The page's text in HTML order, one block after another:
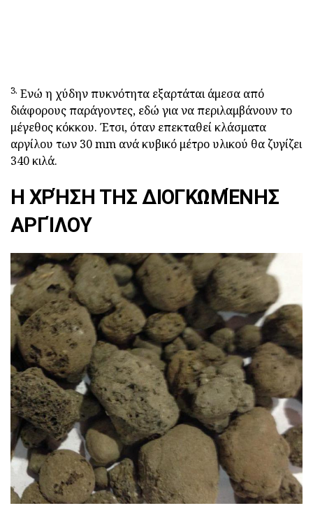
3. Ενώ η χύδην πυκνότητα εξαρτάται άμεσα από
διάφορους παράγοντες, εδώ για να περιλαμβάνουν το
μέγεθος κόκκου. Έτσι, όταν επεκταθεί κλάσματα
αργίλου των 30 mm ανά κυβικό μέτρο υλικού θα ζυγίζει
340 κιλά.
Η ΧΡΉΣΗ ΤΗΣ ΔΙΟΓΚΩΜΈΝΗΣ
ΑΡΓΊΛΟΥ